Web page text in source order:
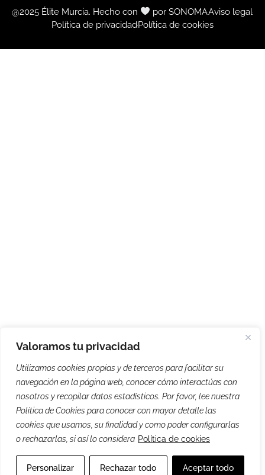
Valoramos tu privacidad
Utilizamos cookies propias y de terceros para facilitar su
navegación en la página web, conocer cómo interactúas con
nosotros y recopilar datos estadísticos. Por favor, lee nuestra
Política de Cookies para conocer con mayor detalle las
cookies que usamos, su finalidad y como poder configurarlas
o rechazarlas, si así lo considera Política de cookies
Personalizar Rechazar todo Aceptar todo
@2025 Élite Murcia. Hecho con por SONOMAAviso legal
Política de privacidadPolítica de cookies